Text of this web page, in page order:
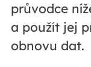
průvodce
a použít jej
obnovu dat.